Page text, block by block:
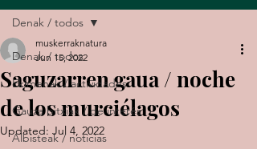
Denak / todos
Ekimenak / actividades
Gauza bitxiak / de interés
Albisteak / noticias
Denak / todos
Saguzarren gaua / noche
de los murciélagos
muskerraknatura
Jun 15, 2022
Updated: Jul 4, 2022